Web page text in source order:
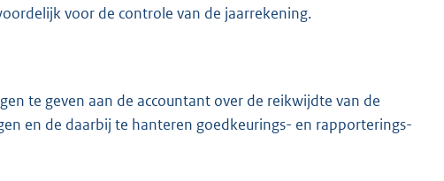
voor de controle van de jaarrekening.
te geven aan de accountant over de reikwijdte van de
en de daarbij te hanteren goedkeurings- en rapporterings-